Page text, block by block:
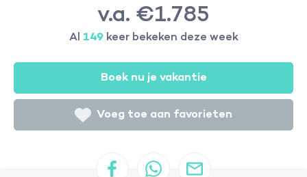
v.a. €1.785
Al 149keer bekeken deze week
Boek nu je vakantie
Voeg toe aan favorieten